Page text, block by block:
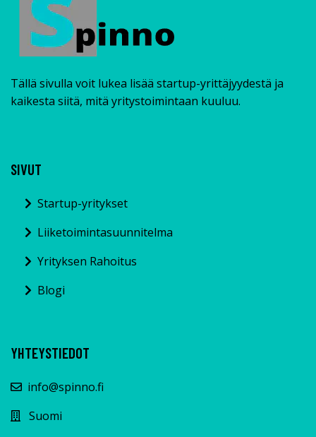
Tällä sivulla voit lukea lisää startup-yrittäjyydestä ja
kaikesta siitä, mitä yritystoimintaan kuuluu.
SIVUT
Startup-yritykset
Liiketoimintasuunnitelma
Yrityksen Rahoitus
Blogi
YHTEYSTIEDOT
info@spinno.fi
Suomi